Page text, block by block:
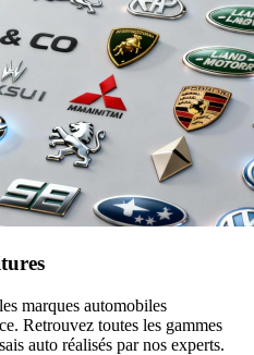
marques automobiles
Retrouvez toutes les gammes
auto réalisés par nos experts.